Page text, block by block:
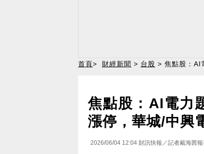
首頁> 財經新聞 > 台股 > 焦點股：AI
焦點股：AI電力
漲停，華城/中興
2026/06/04 12:04 財訊快報／記者戴海茜